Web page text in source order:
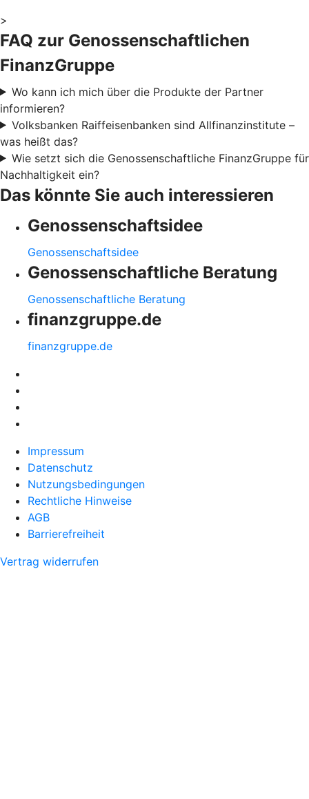
>
FAQ zur Genossenschaftlichen
FinanzGruppe
Wo kann ich mich über die Produkte der Partner
informieren?
Volksbanken Raiffeisenbanken sind Allfinanzinstitute –
was heißt das?
Wie setzt sich die Genossenschaftliche FinanzGruppe für
Nachhaltigkeit ein?
Das könnte Sie auch interessieren
Genossenschaftsidee
Genossenschaftsidee
Genossenschaftliche Beratung
Genossenschaftliche Beratung
finanzgruppe.de
finanzgruppe.de
Impressum
Datenschutz
Nutzungsbedingungen
Rechtliche Hinweise
AGB
Barrierefreiheit
Vertrag widerrufen